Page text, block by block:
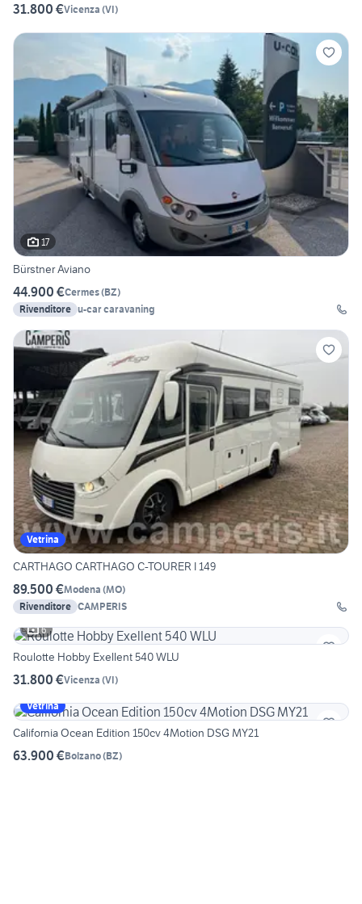
31.800 €Vicenza (VI)
17
Bürstner Aviano
44.900 €Cermes(BZ)
Rivenditore u-car caravaning
Vetrina
CARTHAGO CARTHAGO C-TOURER I 149
89.500 €Modena (MO)
Rivenditore CAMPERIS
6
Roulotte Hobby Exellent 540 WLU
31.800 €Vicenza (VI)
Vetrina
California Ocean Edition 150cv 4Motion DSG MY21
63.900 €Bolzano(BZ)